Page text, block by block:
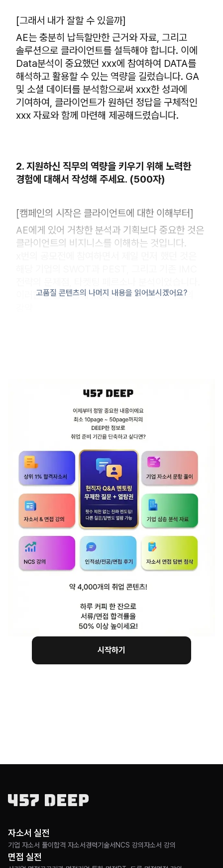
[그래서 내가 잘할 수 있을까]
AE는 충분히 납득할만한 근거와 자료, 그리고
솔루션으로 클라이언트를 설득해야 합니다. 이에
Data분석이 중요했던 xxx에 참여하여 DATA를
해석하고 활용할 수 있는 역량을 길렀습니다. GA
및 소셜 데이터를 분석함으로써 xxx한 성과에
기여하여, 클라이언트가 원하던 정답을 구체적인
xxx 자료와 함께 마련해 제공해드렸습니다.
2. 지원하신 직무의 역량을 키우기 위해 노력한
경험에 대해서 작성해 주세요. (500자)
[캠페인의 시작은 클라이언트에 대한 이해부터]
AE에게 있어 거창한 분석과 기획보다 중요한 것은
클라이언트의 비지니스를 이해하는 것입니다.
이러한 연습을 통해 xxx공모전에서 xxx 기업의
고품질 콘텐츠의 나머지 내용을 읽어보시겠어요?
시작하기
자소서 실전
기업 자소서 풀이 합격 자소서경력기술서 NCS 강의자소서 강의
면접 실전